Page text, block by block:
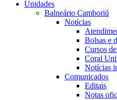
Unidades
Balneário Camboriú
Notícias
Bolsas e
Cursos
Coral
Notícias
Comunicados
Editais
Notas